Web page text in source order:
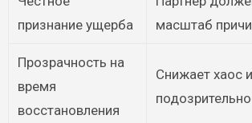
признание ущерба
масштаб
Прозрачность на
время
восстановления
Снижает хаос и